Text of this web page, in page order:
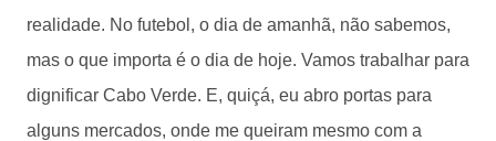
realidade. No futebol, o dia de amanhã, não sabemos,
mas o que importa é o dia de hoje. Vamos trabalhar para
dignificar Cabo Verde. E, quiçá, eu abro portas para
alguns mercados, onde me queiram mesmo com a